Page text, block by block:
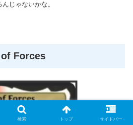
じゃないかな。
Forces
検索 トップ サイドバー